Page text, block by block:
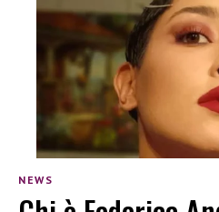
NEWS